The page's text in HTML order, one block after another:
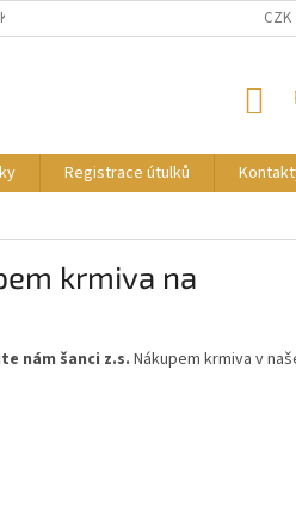
PODMÍNKY OCHRANY OSOBNÍCHCZK
Registrace útulků
krmiva na
nám šanci z.s. Nákupem krmiva v